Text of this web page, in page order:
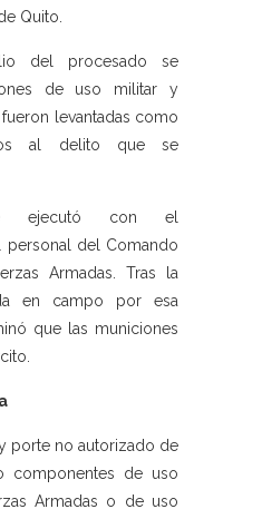
Quito.
del procesado se
de uso militar y
levantadas como
al delito que se
ejecutó con el
personal del Comando
Armadas. Tras la
en campo por esa
que las municiones
porte no autorizado de
componentes de uso
Armadas o de uso